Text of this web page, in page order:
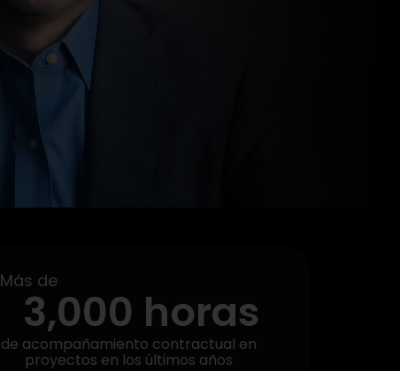
Más de
3,000 horas
de acompañamiento contractual en
proyectos en los últimos años